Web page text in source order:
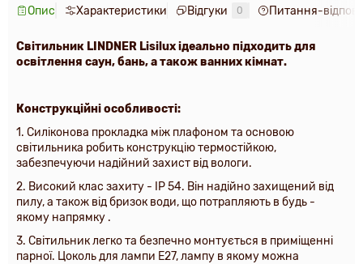
Опис Характеристики Відгуки 0 Питання-
Світильник LINDNER Lisilux ідеально підходить для
освітлення саун, бань, а також ванних кімнат.
Конструкційні особливості:
1. Силіконова прокладка між плафоном та основою
світильника робить конструкцію термостійкою,
забезпечуючи надійний захист від вологи.
2. Високий клас захиту - IP 54. Він надійно захищений від
пилу, а також від бризок води, що потрапляють в будь -
якому напрямку .
3. Світильник легко та безпечно монтується в приміщенні
парної. Цоколь для лампи Е27, лампу в якому можна